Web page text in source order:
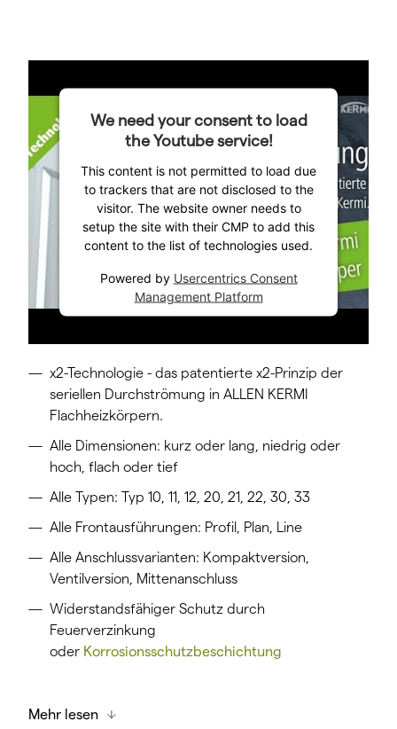
We need your consent to load
the Youtube service!
This content is not permitted to load due
to trackers that are not disclosed to the
visitor. The website owner needs to
setup the site with their CMP to add this
content to the list of technologies used.
Powered by Usercentrics Consent
Management Platform
x2-Technologie - das patentierte x2-Prinzip der
seriellen Durchströmung in ALLEN KERMI
Flachheizkörpern.
Alle Dimensionen: kurz oder lang, niedrig oder
hoch, flach oder tief
Alle Typen: Typ 10, 11, 12, 20, 21, 22, 30, 33
Alle Frontausführungen: Profil, Plan, Line
Alle Anschlussvarianten: Kompaktversion,
Ventilversion, Mittenanschluss
Widerstandsfähiger Schutz durch
Feuerverzinkung
oder Korrosionsschutzbeschichtung
Hygieneausführung: die saubere Lösung für
Mehr lesen